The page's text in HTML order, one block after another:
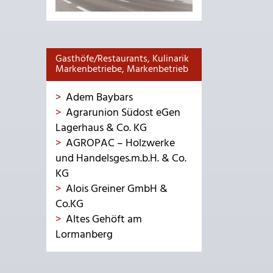
Gasthöfe/Restaurants, Kulinarik
Markenbetriebe, Markenbetrieb
Adem Baybars
Agrarunion Südost eGen
Lagerhaus & Co. KG
AGROPAC – Holzwerke
und Handelsges.m.b.H. & Co.
KG
Alois Greiner GmbH &
Co.KG
Altes Gehöft am
Lormanberg